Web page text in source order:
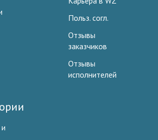
Польз. согл.
Отзывы
заказчиков
Отзывы
исполнителей